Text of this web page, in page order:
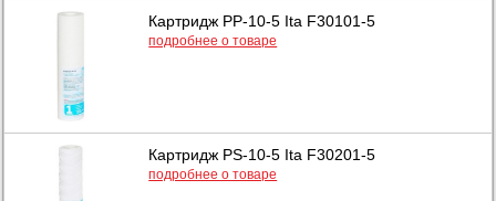
Картридж PP-10-5 Ita F30101-5
подробнее о товаре
Картридж PS-10-5 Ita F30201-5
подробнее о товаре